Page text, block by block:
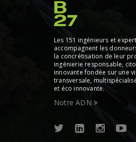
Les 151 ingénieurs et
accompagnent les
la concrétisation de leur
ingénierie responsable,
innovante fondée sur une
transversale,
et éco innovante.
Notre ADN